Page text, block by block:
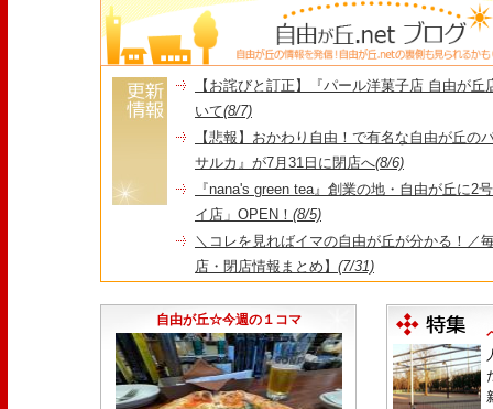
【お詫びと訂正】『パール洋菓子店 自由が
いて(8/7)
【悲報】おかわり自由！で有名な自由が丘の
サルカ』が7月31日に閉店へ(8/6)
『nana's green tea』創業の地・自由が丘に2
イ店」OPEN！ (8/5)
＼コレを見ればイマの自由が丘が分かる！／
店・閉店情報まとめ】 (7/31)
永久パス配布も！
自由が丘☆今週の１コマ